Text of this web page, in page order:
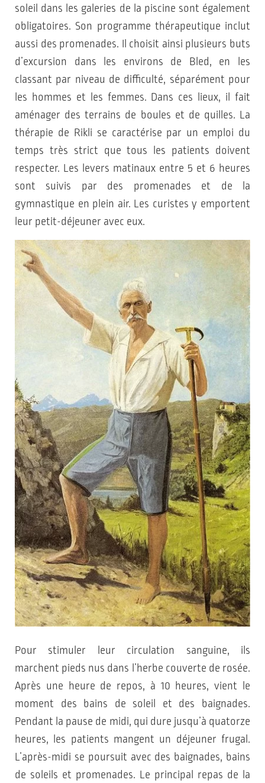
soleil dans les galeries de la piscine sont également
obligatoires. Son programme thérapeutique inclut
aussi des promenades. Il choisit ainsi plusieurs buts
d’excursion dans les environs de Bled, en les
classant par niveau de difficulté, séparément pour
les hommes et les femmes. Dans ces lieux, il fait
aménager des terrains de boules et de quilles. La
thérapie de Rikli se caractérise par un emploi du
temps très strict que tous les patients doivent
respecter. Les levers matinaux entre 5 et 6 heures
sont suivis par des promenades et de la
gymnastique en plein air. Les curistes y emportent
leur petit-déjeuner avec eux.
Pour stimuler leur circulation sanguine, ils
marchent pieds nus dans l’herbe couverte de rosée.
Après une heure de repos, à 10 heures, vient le
moment des bains de soleil et des baignades.
Pendant la pause de midi, qui dure jusqu’à quatorze
heures, les patients mangent un déjeuner frugal.
L’après-midi se poursuit avec des baignades, bains
de soleils et promenades. Le principal repas de la